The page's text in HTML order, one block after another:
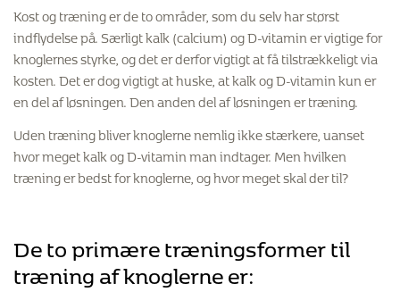
Kost og træning er de to områder, som du selv har størst
indflydelse på. Særligt kalk (calcium) og D-vitamin er vigtige for
knoglernes styrke, og det er derfor vigtigt at få tilstrækkeligt via
kosten. Det er dog vigtigt at huske, at kalk og D-vitamin kun er
en del af løsningen. Den anden del af løsningen er træning.
Uden træning bliver knoglerne nemlig ikke stærkere, uanset
hvor meget kalk og D-vitamin man indtager. Men hvilken
træning er bedst for knoglerne, og hvor meget skal der til?
De to primære træningsformer til
træning af knoglerne er: